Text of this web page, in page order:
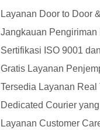
Layanan Door to Door
Jangkauan
Sertifikasi ISO 9001
Gratis Layanan
Tersedia Layanan
Dedicated Courier
Layanan Customer